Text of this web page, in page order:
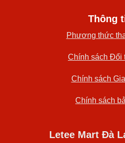
Thông
Phương thức
Chính sách Đổi
Chính sách
Chính sách
Letee Mart Đà